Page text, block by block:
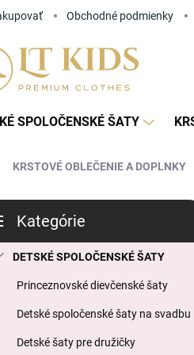
Obchodné podmienky
SPOLOČENSKÉ ŠATY
KRSTOVÉ OBLEČENIE A DOPLNKY
Kategórie
DETSKÉ SPOLOČENSKÉ ŠATY
Princeznovské dievčenské šaty
Detské spoločenské šaty na svadbu
Detské šaty pre družičky